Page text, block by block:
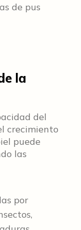
de pus
la
del
crecimiento
puede
las
por